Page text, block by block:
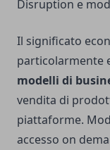
Disruption e
Il significato
particolarmente
modelli di
vendita di
piattaforme.
accesso on